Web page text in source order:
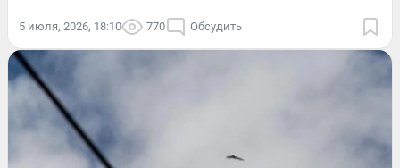
5 июля, 2026, 18:10 770 Обсудить